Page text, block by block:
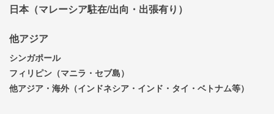
日本（マレーシア駐在/出向・出張有り）
他アジア
シンガポール
フィリピン（マニラ・セブ島）
他アジア・海外（インドネシア・インド・タイ・ベトナム等）